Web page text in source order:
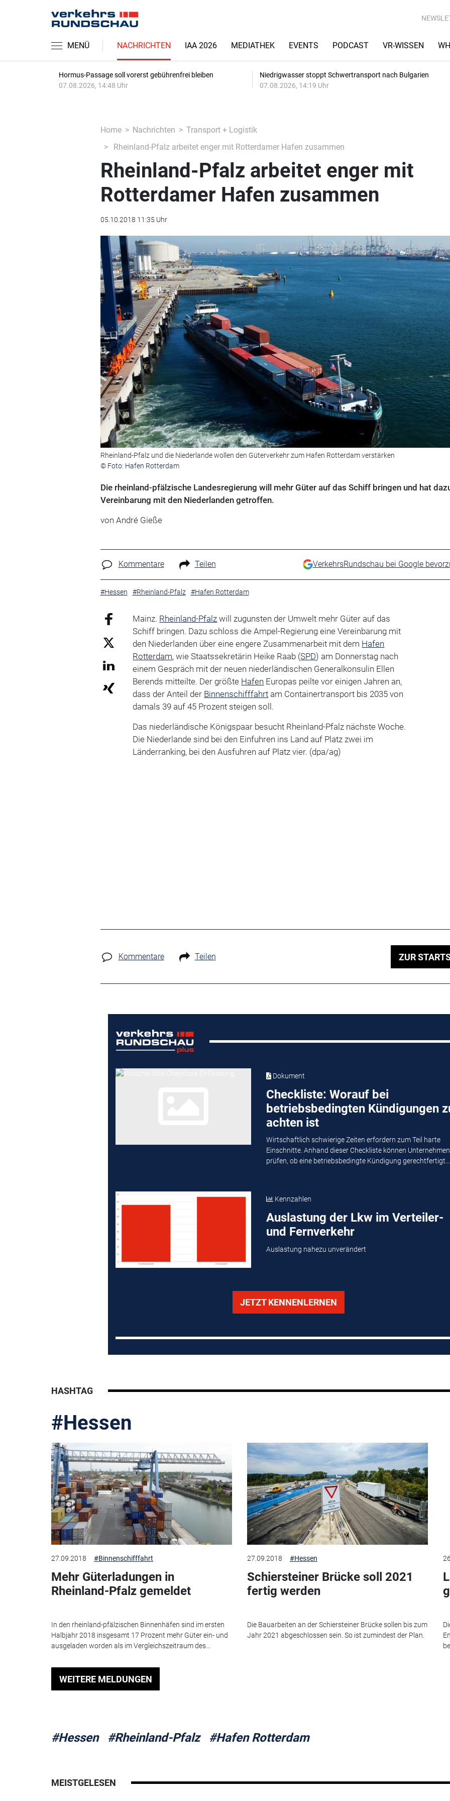
MENÜ NACHRICHTEN IAA 2026 MEDIATHEK EVENTS PODCAST VR-WISSEN
Hormus-Passage soll vorerst gebührenfrei bleiben
07.08.2026, 14:48 Uhr
Niedrigwasser stoppt Schwertransport nach Bulgarien
07.08.2026, 14:19 Uhr
Home Nachrichten
Transport + Logistik
Rheinland-Pfalz arbeitet enger mit Rotterdamer Hafen zusammen
Rheinland-Pfalz arbeitet enger mit
Rotterdamer Hafen zusammen
05.10.2018 11:35 Uhr
Rheinland-Pfalz und die Niederlande wollen den Güterverkehr zum Hafen Rotterdam verstärken
© Foto: Hafen Rotterdam
Die rheinland-pfälzische Landesregierung will mehr Güter auf das Schiff bringen und hat
Vereinbarung mit den Niederlanden getroffen.
von André Gieße
Kommentare Teilen VerkehrsRundschau bei Google
#Hessen #Rheinland-Pfalz #Hafen Rotterdam
Mainz. Rheinland-Pfalz will zugunsten der Umwelt mehr Güter auf das
Schiff bringen. Dazu schloss die Ampel-Regierung eine Vereinbarung mit
den Niederlanden über eine engere Zusammenarbeit mit dem Hafen
Rotterdam, wie Staatssekretärin Heike Raab (SPD) am Donnerstag nach
einem Gespräch mit der neuen niederländischen Generalkonsulin Ellen
Berends mitteilte. Der größte Hafen Europas peilte vor einigen Jahren an,
dass der Anteil der Binnenschifffahrt am Containertransport bis 2035 von
damals 39 auf 45 Prozent steigen soll.
Das niederländische Königspaar besucht Rheinland-Pfalz nächste Woche.
Die Niederlande sind bei den Einfuhren ins Land auf Platz zwei im
Länderranking, bei den Ausfuhren auf Platz vier. (dpa/ag)
Kommentare Teilen ZUR
Dokument
Checkliste: Worauf bei
betriebsbedingten Kündigungen
achten ist
Wirtschaftlich schwierige Zeiten erfordern zum Teil harte
Einschnitte. Anhand dieser Checkliste können Unternehmen
prüfen, ob eine betriebsbedingte Kündigung gerechtfertigt...
Kennzahlen
Auslastung der Lkw im Verteiler-
und Fernverkehr
Auslastung nahezu unverändert
JETZT KENNENLERNEN
HASHTAG
#Hessen
27.09.2018 #Binnenschifffahrt
Mehr Güterladungen in
Rheinland-Pfalz gemeldet
In den rheinland-pfälzischen Binnenhäfen sind im ersten
Halbjahr 2018 insgesamt 17 Prozent mehr Güter ein- und
ausgeladen worden als im Vergleichszeitraum des...
27.09.2018 #Hessen
Schiersteiner Brücke soll 2021
fertig werden
Die Bauarbeiten an der Schiersteiner Brücke sollen bis zum
Jahr 2021 abgeschlossen sein. So ist zumindest der Plan.
WEITERE MELDUNGEN
#Hessen #Rheinland-Pfalz #Hafen Rotterdam
MEISTGELESEN